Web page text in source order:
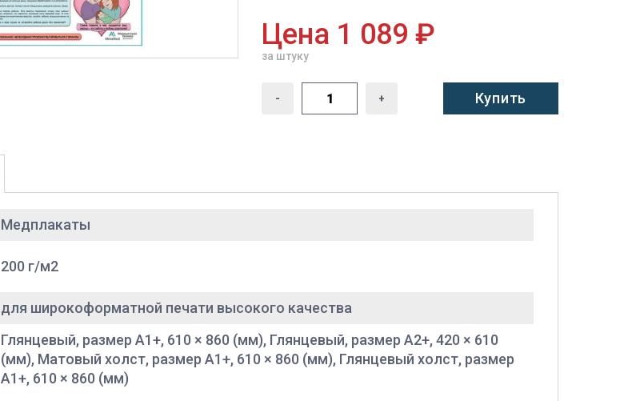
Цена 1 089 ₽
за штуку
- + Купить
Медплакаты
200 г/м2
для широкоформатной печати высокого качества
Глянцевый, размер A1+, 610 × 860 (мм), Глянцевый, размер A2+, 420 × 610
(мм), Матовый холст, размер A1+, 610 × 860 (мм), Глянцевый холст, размер
A1+, 610 × 860 (мм)